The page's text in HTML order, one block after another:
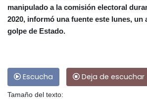
manipulado a la comisión electoral
2020, informó una fuente este lunes, un
golpe de Estado.
Escucha Deja de escuchar
Tamaño del texto: